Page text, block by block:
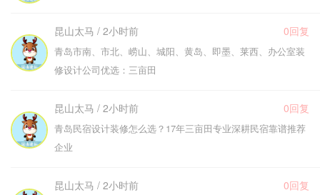
昆山太马 / 2小时前 0回复
青岛市南、市北、崂山、城阳、黄岛、即墨、莱西、办公室装
修设计公司优选：三亩田
昆山太马 / 2小时前 0回复
青岛民宿设计装修怎么选？17年三亩田专业深耕民宿靠谱推荐
企业
昆山太马 / 2小时前 0回复